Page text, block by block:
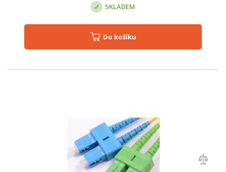
SKLADEM
Do košíku